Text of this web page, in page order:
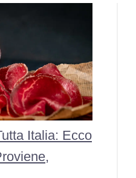
Italia: Ecco